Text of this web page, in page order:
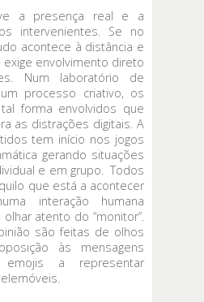
a presença real e a
intervenientes. Se no
acontece à distância e
envolvimento direto
Num laboratório de
processo criativo, os
forma envolvidos que
as distrações digitais. A
tem início nos jogos
gerando situações
e em grupo. Todos
que está a acontecer
interação humana
atento do “monitor”.
são feitas de olhos
às mensagens
emojis a representar